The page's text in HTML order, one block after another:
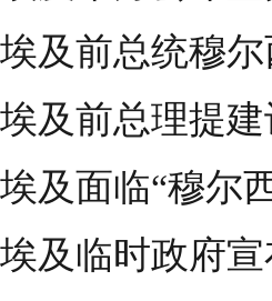
埃及前总统穆
埃及前总理提
埃及面临“穆尔
埃及临时政府